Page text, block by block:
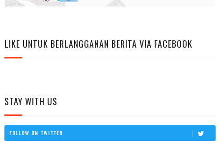
LIKE UNTUK BERLANGGANAN BERITA VIA FACEBOOK
STAY WITH US
FOLLOW ON TWITTER